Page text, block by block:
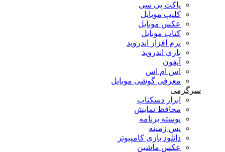
پاکت پی سی
کلیپ موبایل
عکس موبایل
کتاب موبایل
نرم افزار اندروید
بازی اندروید
آیفون
اس ام اس
معرفی گوشی موبایل
سرگرمی
ابزار دسکتاپ
محافظ نمایش
پوسته برنامه
پس زمینه
دانلود بازی کامپیوتر
عکس ماشین